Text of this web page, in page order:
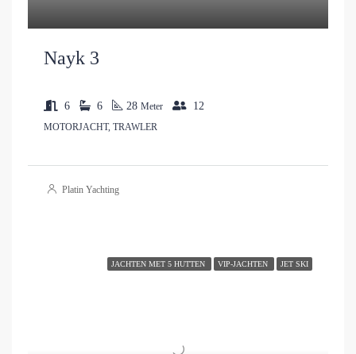
Nayk 3
6 6 28 Meter 12
MOTORJACHT, TRAWLER
Platin Yachting
JACHTEN MET 5 HUTTEN VIP-JACHTEN JET SKI